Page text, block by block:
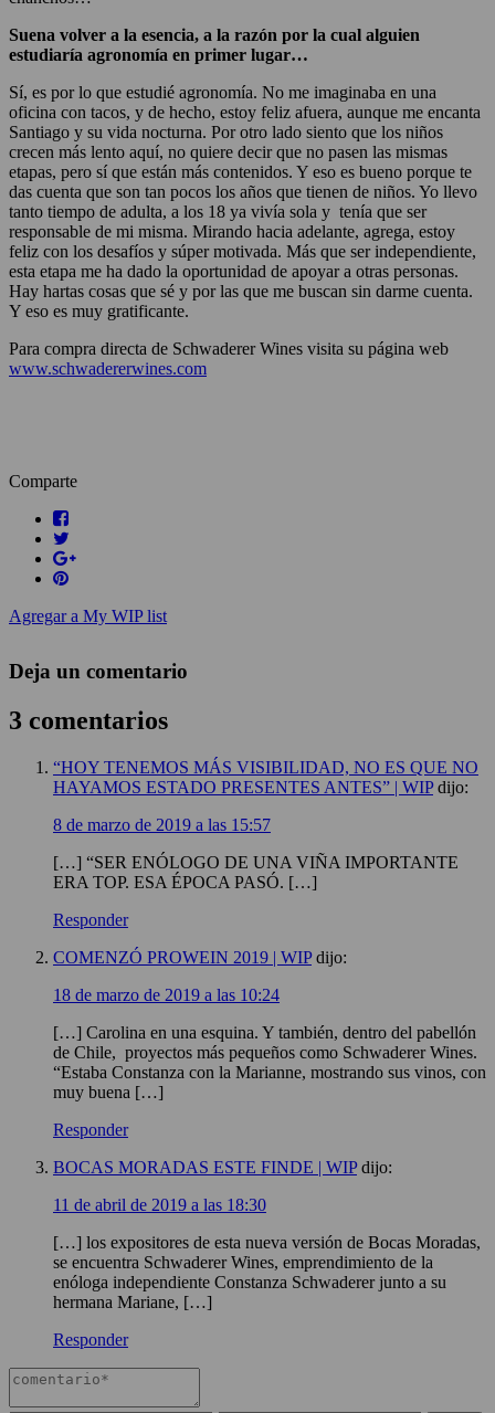
Suena volver a la esencia, a la razón por la cual alguien
estudiaría agronomía en primer lugar…
Sí, es por lo que estudié agronomía. No me imaginaba en una
oficina con tacos, y de hecho, estoy feliz afuera, aunque me encanta
Santiago y su vida nocturna. Por otro lado siento que los niños
crecen más lento aquí, no quiere decir que no pasen las mismas
etapas, pero sí que están más contenidos. Y eso es bueno porque te
das cuenta que son tan pocos los años que tienen de niños. Yo llevo
tanto tiempo de adulta, a los 18 ya vivía sola y tenía que ser
responsable de mi misma. Mirando hacia adelante, agrega, estoy
feliz con los desafíos y súper motivada. Más que ser independiente,
esta etapa me ha dado la oportunidad de apoyar a otras personas.
Hay hartas cosas que sé y por las que me buscan sin darme cuenta.
Y eso es muy gratificante.
Para compra directa de Schwaderer Wines visita su página web
www.schwadererwines.com
Comparte
Agregar a My WIP list
Deja un comentario
3 comentarios
“HOY TENEMOS MÁS VISIBILIDAD, NO ES QUE NO
HAYAMOS ESTADO PRESENTES ANTES” | WIP dijo:
8 de marzo de 2019 a las 15:57
[…] “SER ENÓLOGO DE UNA VIÑA IMPORTANTE
ERA TOP. ESA ÉPOCA PASÓ. […]
Responder
COMENZÓ PROWEIN 2019 | WIP dijo:
18 de marzo de 2019 a las 10:24
[…] Carolina en una esquina. Y también, dentro del pabellón
de Chile, proyectos más pequeños como Schwaderer Wines.
“Estaba Constanza con la Marianne, mostrando sus vinos, con
muy buena […]
Responder
BOCAS MORADAS ESTE FINDE | WIP dijo:
11 de abril de 2019 a las 18:30
[…] los expositores de esta nueva versión de Bocas Moradas,
se encuentra Schwaderer Wines, emprendimiento de la
enóloga independiente Constanza Schwaderer junto a su
hermana Mariane, […]
Responder